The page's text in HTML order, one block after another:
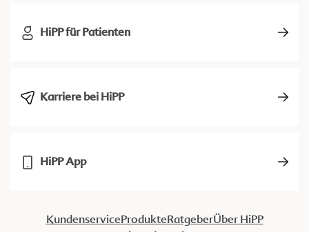
HiPP für Patienten
Karriere bei HiPP
HiPP App
KundenserviceProdukteRatgeberÜber HiPP